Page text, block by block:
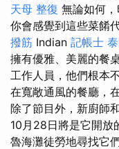
天母 整復 無論如何
你會感覺到這些菜餚
撥筋 Indian 記帳士
擁有優雅、美麗的餐
工作人員，他們根本
在寬敞通風的餐廳，
除了節目外，新廚師
10月28日將是它開放
魯海灘徒勞地尋找它